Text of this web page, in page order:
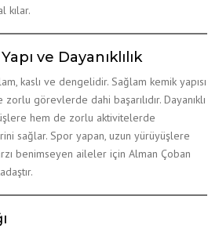
kılar.
ve Dayanıklılık
kaslı ve dengelidir. Sağlam kemik yapısı
görevlerde dahi başarılıdır. Dayanıklı
hem de zorlu aktivitelerde
sağlar. Spor yapan, uzun yürüyüşlere
benimseyen aileler için Alman Çoban